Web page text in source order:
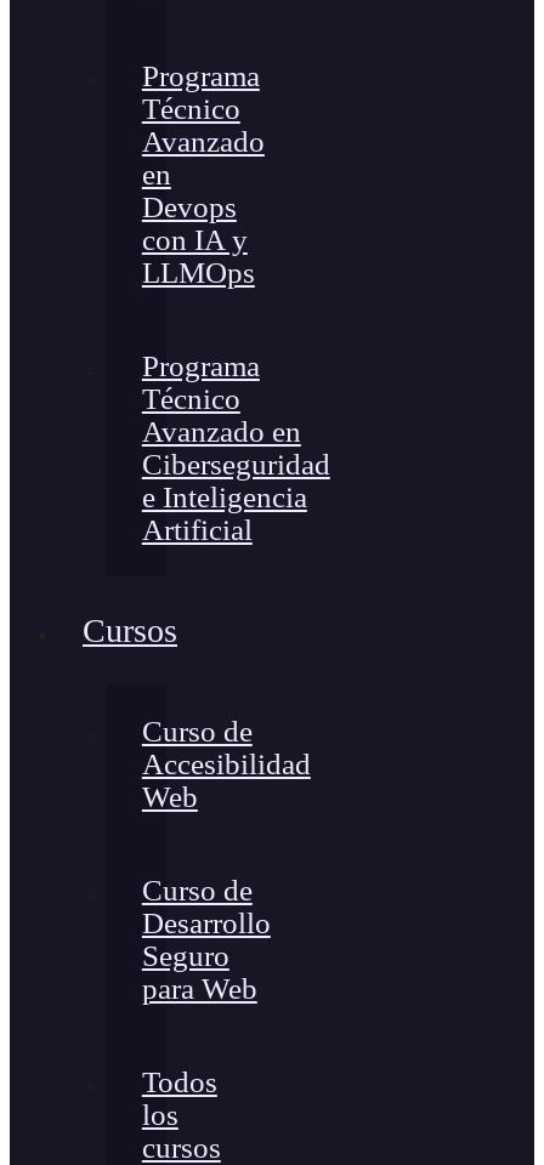
Programa
Técnico
Avanzado
en
Devops
con IA y
LLMOps
Programa
Técnico
Avanzado en
Ciberseguridad
e Inteligencia
Artificial
Cursos
Curso de
Accesibilidad
Web
Curso de
Desarrollo
Seguro
para Web
Todos
los
cursos